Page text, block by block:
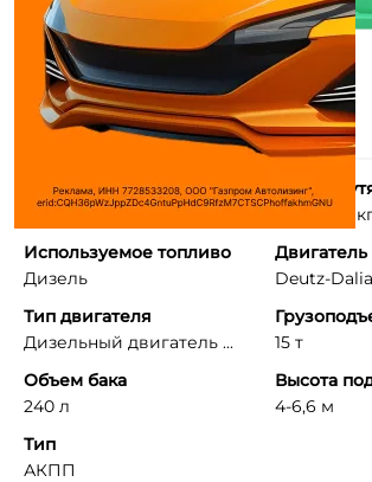
Макс. мощность
168 л.с.
Макс.
600 Н*м
Используемое топливо
Дизель
Двигатель
Deutz-
Тип двигателя
Дизельный двигатель ...
15 т
Объем бака
240 л
Высота
4-6,6 м
Тип
АКПП